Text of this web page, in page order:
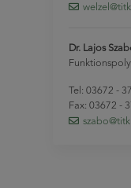
welzel @titk
Dr. Lajos
Tel: 03672 -
Fax: 03672 -
szabo@titk